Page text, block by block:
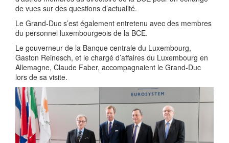
de vues sur des questions d’actualité.
Le Grand-Duc s’est également entretenu avec des membres
du personnel luxembourgeois de la BCE.
Le gouverneur de la Banque centrale du Luxembourg,
Gaston Reinesch, et le chargé d’affaires du Luxembourg en
Allemagne, Claude Faber, accompagnaient le Grand-Duc
lors de sa visite.